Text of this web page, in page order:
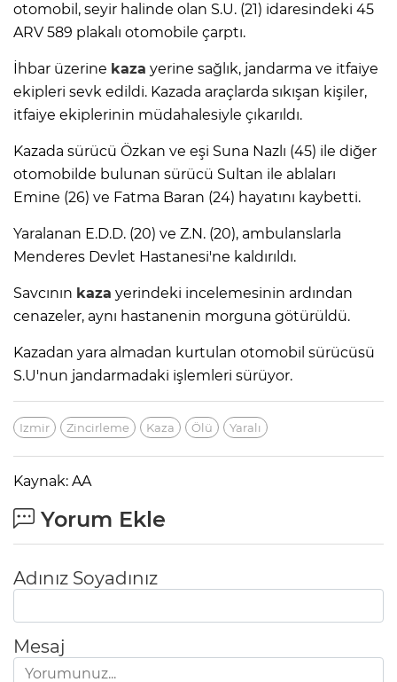
otomobil, seyir halinde olan S.U. (21) idaresindeki 45
ARV 589 plakalı otomobile çarptı.
İhbar üzerine kaza yerine sağlık, jandarma ve itfaiye
ekipleri sevk edildi. Kazada araçlarda sıkışan kişiler,
itfaiye ekiplerinin müdahalesiyle çıkarıldı.
Kazada sürücü Özkan ve eşi Suna Nazlı (45) ile diğer
otomobilde bulunan sürücü Sultan ile ablaları
Emine (26) ve Fatma Baran (24) hayatını kaybetti.
Yaralanan E.D.D. (20) ve Z.N. (20), ambulanslarla
Menderes Devlet Hastanesi'ne kaldırıldı.
Savcının kaza yerindeki incelemesinin ardından
cenazeler, aynı hastanenin morguna götürüldü.
Kazadan yara almadan kurtulan otomobil sürücüsü
S.U'nun jandarmadaki işlemleri sürüyor.
Izmir Zincirleme Kaza Ölü Yaralı
Kaynak: AA
Yorum Ekle
Adınız Soyadınız
Mesaj